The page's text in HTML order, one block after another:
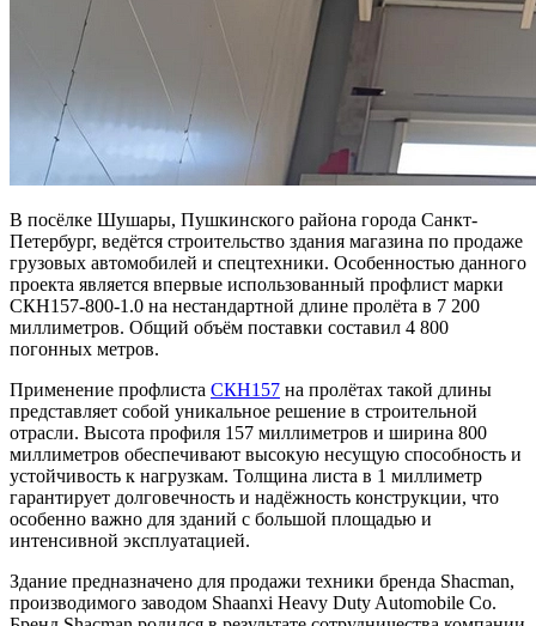
В посёлке Шушары, Пушкинского района города Санкт-
Петербург, ведётся строительство здания магазина по продаже
грузовых автомобилей и спецтехники. Особенностью данного
проекта является впервые использованный профлист марки
СКН157-800-1.0 на нестандартной длине пролёта в 7 200
миллиметров. Общий объём поставки составил 4 800
погонных метров.
Применение профлиста СКН157 на пролётах такой длины
представляет собой уникальное решение в строительной
отрасли. Высота профиля 157 миллиметров и ширина 800
миллиметров обеспечивают высокую несущую способность и
устойчивость к нагрузкам. Толщина листа в 1 миллиметр
гарантирует долговечность и надёжность конструкции, что
особенно важно для зданий с большой площадью и
интенсивной эксплуатацией.
Здание предназначено для продажи техники бренда Shacman,
производимого заводом Shaanxi Heavy Duty Automobile Co.